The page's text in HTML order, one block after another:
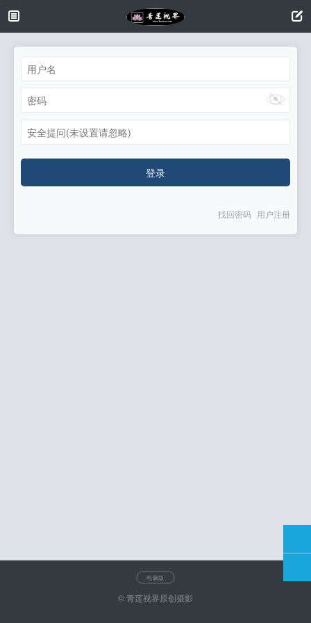
安全提问(未设置请忽略)
登录
找回密码 用户注册
电脑版
© 青莲视界原创摄影